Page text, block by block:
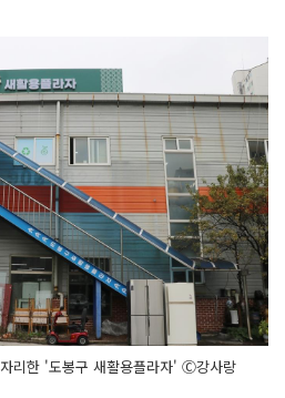
리한 '도봉구 새활용플라자' Ⓒ강사랑